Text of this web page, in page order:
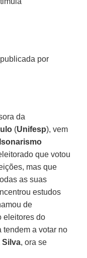
por
da
(Unifesp), vem
que votou
mas que
as suas
estudos
de
eleitores do
tendem a votar no
Silva, ora se